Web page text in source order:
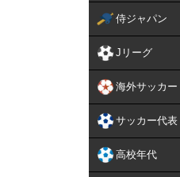
侍ジャパン
Jリーグ
海外サッカー
サッカー代表
高校年代